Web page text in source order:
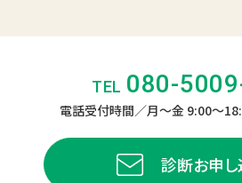
TEL 080-
電話受付時間／月〜金 9:00〜
診断お申